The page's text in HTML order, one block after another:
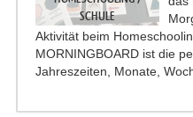
SCHULE
Aktivität beim
MORNINGBOARD ist die
Jahreszeiten, Monate,